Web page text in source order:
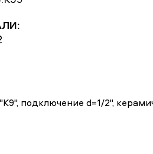
подключение d=1/2",